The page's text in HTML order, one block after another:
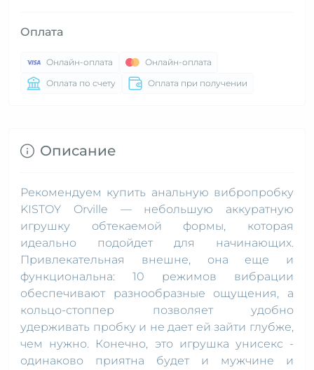
Оплата
Онлайн-оплата
Онлайн-оплата
Оплата по счету
Оплата при получении
Описание
Рекомендуем купить анальную вибропробку
KISTOY Orville — небольшую аккуратную
игрушку обтекаемой формы, которая
идеально подойдет для начинающих.
Привлекательная внешне, она еще и
функциональна: 10 режимов вибрации
обеспечивают разнообразные ощущения, а
кольцо-стоппер позволяет удобно
удерживать пробку и не дает ей зайти глубже,
чем нужно. Конечно, это игрушка унисекс -
одинаково приятна будет и мужчине и